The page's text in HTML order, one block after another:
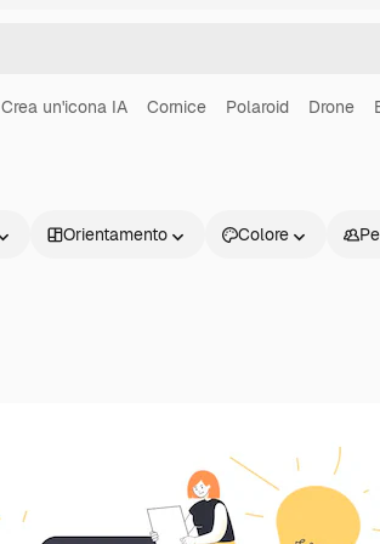
Crea un'icona IA Cornice Polaroid Drone
Orientamento Colore
Inizia